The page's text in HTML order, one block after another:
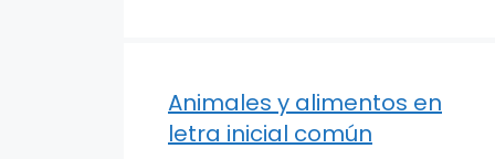
Animales y alimentos en
letra inicial común